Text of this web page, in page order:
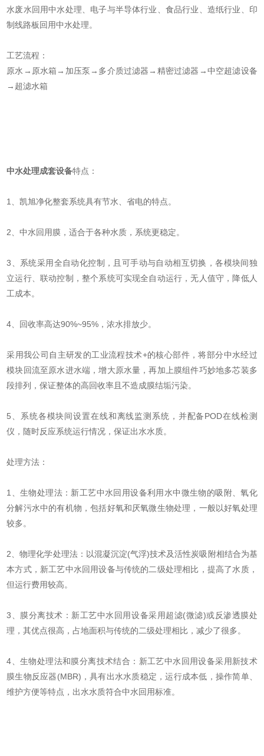
水废水回用中水处理、电子与半导体行业、食品行业、造纸行业、印
制线路板回用中水处理。
工艺流程：
原水→原水箱→加压泵→多介质过滤器→精密过滤器→中空超滤设备
→超滤水箱
中水处理成套设备特点：
1、凯旭净化整套系统具有节水、省电的特点。
2、中水回用膜，适合于各种水质，系统更稳定。
3、系统采用全自动化控制，且可手动与自动相互切换，各模块间独
立运行、联动控制，整个系统可实现全自动运行，无人值守，降低人
工成本。
4、回收率高达90%~95%，浓水排放少。
采用我公司自主研发的工业流程技术+的核心部件，将部分中水经过
模块回流至原水进水端，增大原水量，再加上膜组件巧妙地多芯装多
段排列，保证整体的高回收率且不造成膜结垢污染。
5、系统各模块间设置在线和离线监测系统，并配备POD在线检测
仪，随时反应系统运行情况，保证出水水质。
处理方法：
1、生物处理法：新工艺中水回用设备利用水中微生物的吸附、氧化
分解污水中的有机物，包括好氧和厌氧微生物处理，一般以好氧处理
较多。
2、物理化学处理法：以混凝沉淀(气浮)技术及活性炭吸附相结合为基
本方式，新工艺中水回用设备与传统的二级处理相比，提高了水质，
但运行费用较高。
3、膜分离技术：新工艺中水回用设备采用超滤(微滤)或反渗透膜处
理，其优点很高，占地面积与传统的二级处理相比，减少了很多。
4、生物处理法和膜分离技术结合：新工艺中水回用设备采用新技术
膜生物反应器(MBR)，具有出水水质稳定，运行成本低，操作简单、
维护方便等特点，出水水质符合中水回用标准。